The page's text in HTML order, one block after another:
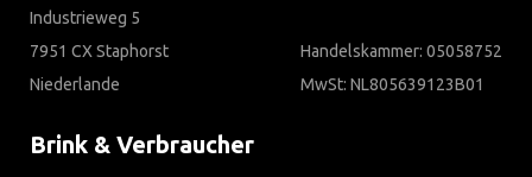
Industrieweg 5
7951 CX Staphorst
Niederlande
Handelskammer: 05058752
MwSt: NL805639123B01
Brink & Verbraucher